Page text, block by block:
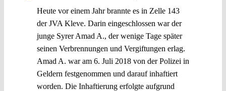
Heute vor einem Jahr brannte es in Zelle 143
der JVA Kleve. Darin eingeschlossen war der
junge Syrer Amad A., der wenige Tage später
seinen Verbrennungen und Vergiftungen erlag.
Amad A. war am 6. Juli 2018 von der Polizei in
Geldern festgenommen und darauf inhaftiert
worden. Die Inhaftierung erfolgte aufgrund